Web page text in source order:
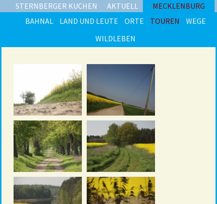
STERNBERGER KUCHEN AKTUELL
MECKLENBURG
BAHNAL
LAND UND LEUTE ORTE TOUREN
WEGE
WILDLEBEN